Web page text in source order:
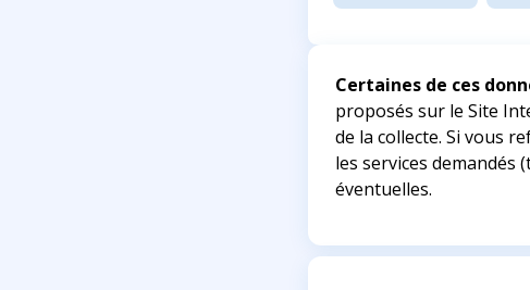
Certaines de ces
proposés sur le Site
de la collecte. Si vous
les services demandés
éventuelles.